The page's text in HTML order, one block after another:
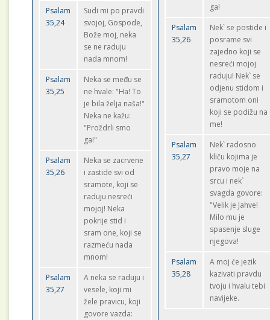
Psalam
35,24
Sudi mi po pravdi
svojoj, Gospode,
Bože moj, neka
se ne raduju
nada mnom!
Psalam
35,25
Neka se među se
ne hvale: "Ha! To
je bila želja naša!"
Neka ne kažu:
"Proždrli smo
ga!"
Psalam
35,26
Neka se zacrvene
i zastide svi od
sramote, koji se
raduju nesreći
mojoj! Neka
pokrije stid i
sram one, koji se
razmeću nada
mnom!
Psalam
35,27
A neka se raduju i
vesele, koji mi
žele pravicu, koji
govore vazda:
ga!
Psalam
35,26
Nek` se postide i
posrame svi
zajedno koji se
nesreći mojoj
raduju! Nek` se
odjenu stidom i
sramotom oni
koji se podižu na
me!
Psalam
35,27
Nek` radosno
kliču kojima je
pravo moje na
srcu i nek`
svagda govore:
"Velik je Jahve!
Milo mu je
spasenje sluge
njegova!
Psalam
35,28
A moj će jezik
kazivati pravdu
tvoju i hvalu tebi
navijeke.